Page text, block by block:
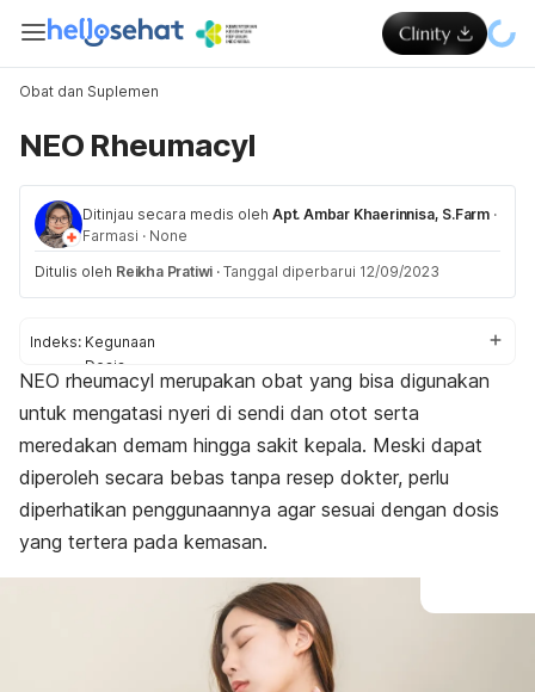
Obat dan Suplemen
NEO Rheumacyl
Ditinjau secara medis oleh Apt. Ambar Khaerinnisa, S.Farm ·
Farmasi · None
Ditulis oleh Reikha Pratiwi · Tanggal diperbarui 12/09/2023
Indeks: Kegunaan
Dosis
Aturan pakai
Efek samping
Efek pada ibu hamil dan menyusui
NEO rheumacyl merupakan obat yang bisa digunakan
untuk mengatasi nyeri di sendi dan otot serta
meredakan demam hingga sakit kepala. Meski dapat
diperoleh secara bebas tanpa resep dokter, perlu
diperhatikan penggunaannya agar sesuai dengan dosis
yang tertera pada kemasan.